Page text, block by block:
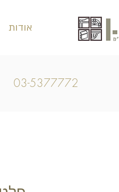
אודות
03-5377772